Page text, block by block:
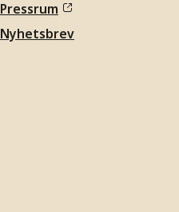
Pressrum
Nyhetsbrev